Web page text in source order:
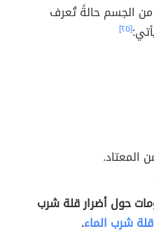
الجسم حالةً تُعرف
[٢٥]
المعتاد.
حول أضرار قلة شرب
شرب الماء.